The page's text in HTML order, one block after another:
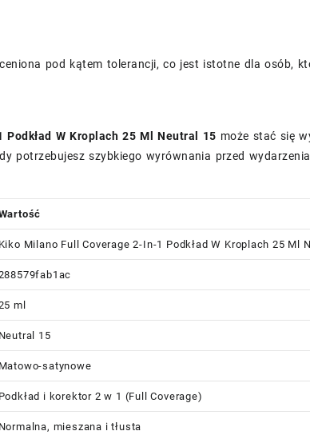
pod kątem tolerancji, co jest istotne dla osób,
W Kroplach 25 Ml Neutral 15 może stać się
potrzebujesz szybkiego wyrównania przed
Kiko Milano Full Coverage 2-In-1 Podkład W Kroplach 25 Ml
ml
Neutral 15
Matowo-satynowe
Podkład i korektor 2 w 1 (Full Coverage)
Normalna, mieszana i tłusta